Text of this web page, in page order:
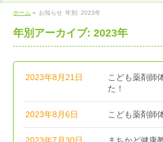
ホーム » お知らせ 年別: 2023年
年別アーカイブ: 2023年
2023年8月21日
こども薬剤師
た！
2023年8月6日 こども薬剤師